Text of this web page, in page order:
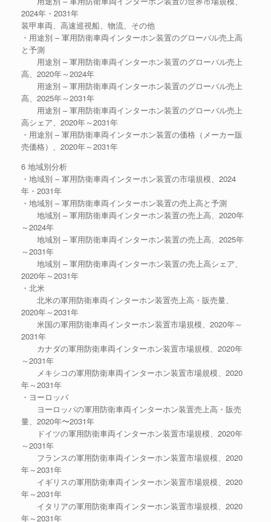
2024年・2031年
装甲車両、高速巡視船、物流、その他
・用途別 – 軍用防衛車両インターホン装置のグローバル売上高
と予測
用途別 – 軍用防衛車両インターホン装置のグローバル売上
高、2020年～2024年
用途別 – 軍用防衛車両インターホン装置のグローバル売上
高、2025年～2031年
用途別 – 軍用防衛車両インターホン装置のグローバル売上
高シェア、2020年～2031年
・用途別 – 軍用防衛車両インターホン装置の価格（メーカー販
売価格）、2020年～2031年
6 地域別分析
・地域別 – 軍用防衛車両インターホン装置の市場規模、2024
年・2031年
・地域別 – 軍用防衛車両インターホン装置の売上高と予測
地域別 – 軍用防衛車両インターホン装置の売上高、2020年
～2024年
地域別 – 軍用防衛車両インターホン装置の売上高、2025年
～2031年
地域別 – 軍用防衛車両インターホン装置の売上高シェア、
2020年～2031年
・北米
北米の軍用防衛車両インターホン装置売上高・販売量、
2020年～2031年
米国の軍用防衛車両インターホン装置市場規模、2020年～
2031年
カナダの軍用防衛車両インターホン装置市場規模、2020年
～2031年
メキシコの軍用防衛車両インターホン装置市場規模、2020
年～2031年
・ヨーロッパ
ヨーロッパの軍用防衛車両インターホン装置売上高・販売
量、2020年〜2031年
ドイツの軍用防衛車両インターホン装置市場規模、2020年
～2031年
フランスの軍用防衛車両インターホン装置市場規模、2020
年～2031年
イギリスの軍用防衛車両インターホン装置市場規模、2020
年～2031年
イタリアの軍用防衛車両インターホン装置市場規模、2020
年～2031年